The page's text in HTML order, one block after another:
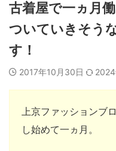
古着屋で一ヵ月
ついていきそう
す！
2017年10月30日
上京ファッションブ
し始めて一ヵ月。